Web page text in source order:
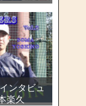
ンタビュ
楽久